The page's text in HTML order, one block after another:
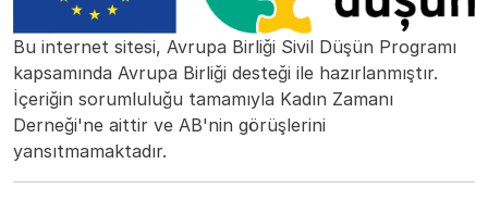
Bu internet sitesi, Avrupa Birliği Sivil Düşün Programı
kapsamında Avrupa Birliği desteği ile hazırlanmıştır.
İçeriğin sorumluluğu tamamıyla Kadın Zamanı
Derneği'ne aittir ve AB'nin görüşlerini
yansıtmamaktadır.